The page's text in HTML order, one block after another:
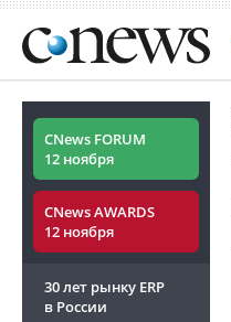
CNews FORUM
12 ноября
CNews AWARDS
12 ноября
30 лет рынку ERP
в России